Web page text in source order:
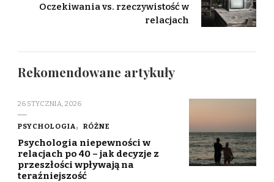
Oczekiwania vs. rzeczywistość w
relacjach
Rekomendowane artykuły
26 STYCZNIA, 2026
PSYCHOLOGIA RÓŻNE
Psychologia niepewności w
relacjach po 40 – jak decyzje z
przeszłości wpływają na
teraźniejszość